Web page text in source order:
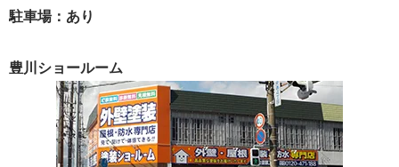
駐車場：あり
豊川ショールーム